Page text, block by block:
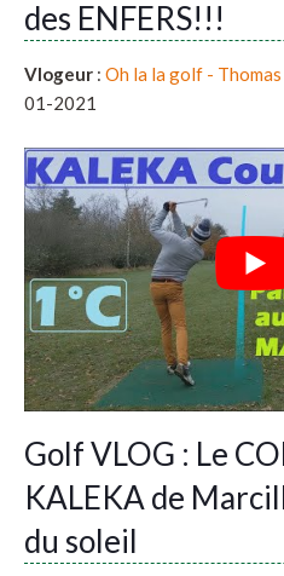
des ENFERS!!!
Vlogeur : Oh la la golf - Thomas
01-2021
Golf VLOG : Le
KALEKA de
du soleil